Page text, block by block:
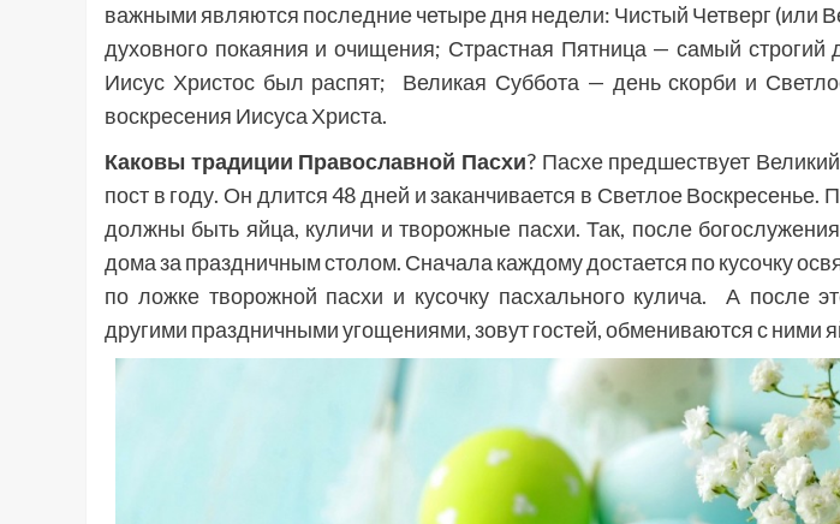
важными являются последние четыре дня недели: Чистый Четверг (или
духовного покаяния и очищения; Страстная Пятница — самый строгий
Иисус Христос был распят; Великая Суббота — день скорби и
воскресения Иисуса Христа.
Каковы традиции Православной Пасхи? Пасхе предшествует
пост в году. Он длится 48 дней и заканчивается в Светлое Воскресенье.
должны быть яйца, куличи и творожные пасхи. Так, после
дома за праздничным столом. Сначала каждому достается по кусочку
по ложке творожной пасхи и кусочку пасхального кулича. А после
другими праздничными угощениями, зовут гостей, обмениваются с ними